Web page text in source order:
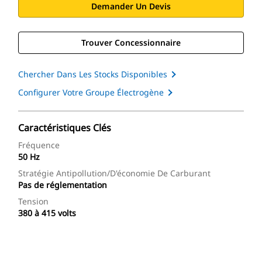
Demander Un Devis
Trouver Concessionnaire
Chercher Dans Les Stocks Disponibles
Configurer Votre Groupe Électrogène
Caractéristiques Clés
Fréquence
50 Hz
Stratégie Antipollution/d'économie De Carburant
Pas de réglementation
Tension
380 à 415 volts